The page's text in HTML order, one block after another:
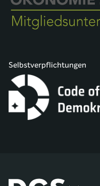
Selbstverpflichtungen